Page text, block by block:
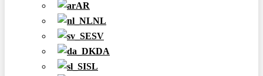
AR
NL
SV
DA
SL